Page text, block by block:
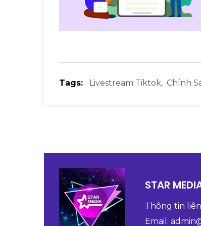
Tags: Livestream Tiktok, Chính
STAR
Thông tin
Email: